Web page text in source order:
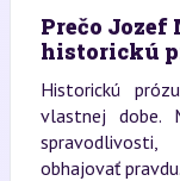
Prečo
historickú
Historickú
vlastnej dobe.
obhajovať pravdu.